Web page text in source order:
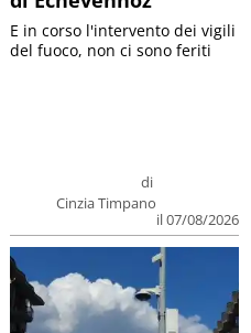
di
Cinzia Timpano
il 07/08/2026
E in corso l'intervento dei vigili
del fuoco, non ci sono feriti